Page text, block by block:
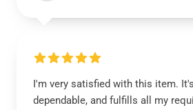
I'm very satisfied with this item.
dependable, and fulfills all my